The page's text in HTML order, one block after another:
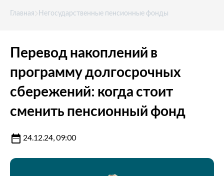
Главная Негосударственные пенсионные фонды
Перевод накоплений в
программу долгосрочных
сбережений: когда стоит
сменить пенсионный фонд
24.12.24, 09:00